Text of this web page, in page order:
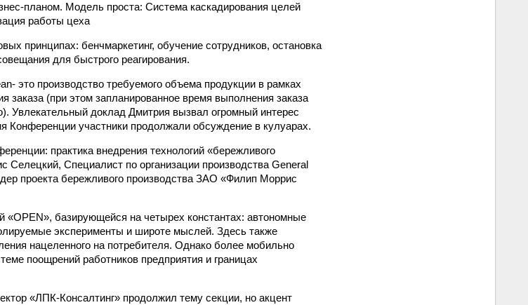
планом. Модель проста: Система каскадирования целей
работы цеха
принципах: бенчмаркетинг, обучение сотрудников, остановка
для быстрого реагирования.
это производство требуемого объема продукции в рамках
заказа (при этом запланированное время выполнения заказа
Увлекательный доклад Дмитрия вызвал огромный интерес
Конференции участники продолжали обсуждение в кулуарах.
практика внедрения технологий «бережливого
Селецкий, Специалист по организации производства General
проекта бережливого производства ЗАО «Филип Моррис
базирующейся на четырех константах: автономные
эксперименты и широте мыслей. Здесь также
нацеленного на потребителя. Однако более мобильно
поощрений работников предприятия и границах
«ЛПК-Консалтинг» продолжил тему секции, но акцент